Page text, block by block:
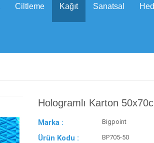
Ciltleme Kağıt Sanatsal
Hologramlı Karton
Marka : Bigpoint
Ürün Kodu : BP705-50